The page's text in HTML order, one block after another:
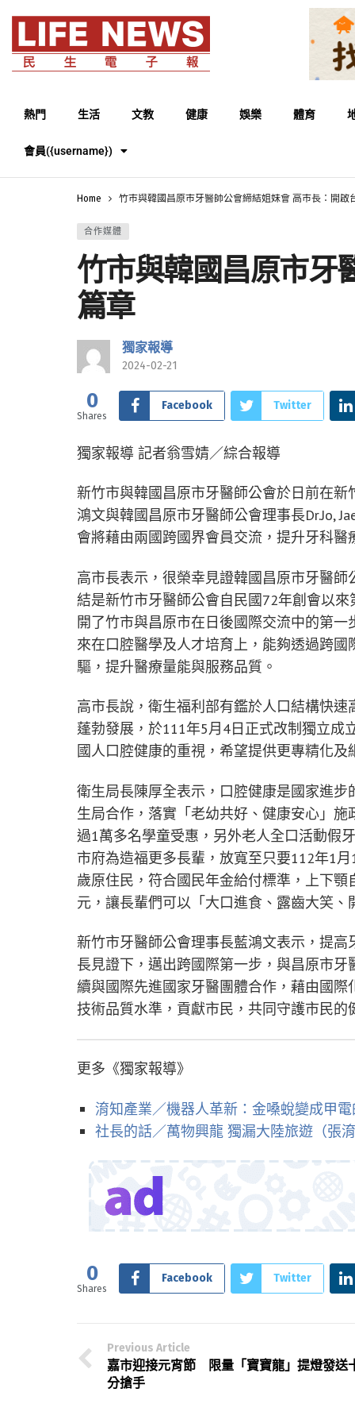
熱門 生活 文教 健康 娛樂 體育
會員({username})
Home 竹市與韓國昌原市牙醫師公會締結姐妹會 高市長：開啟
合作媒體
竹市與韓國昌原市牙
篇章
獨家報導
2024-02-21
0
Shares
Facebook Twitter
獨家報導 記者翁雪婧／綜合報導
新竹市與韓國昌原市牙醫師公會於日前在
鴻文與韓國昌原市牙醫師公會理事長Dr.Jo,
會將藉由兩國跨國界會員交流，提升牙科
高市長表示，很榮幸見證韓國昌原市牙醫
結是新竹市牙醫師公會自民國72年創會以
開了竹市與昌原市在日後國際交流中的第
來在口腔醫學及人才培育上，能夠透過跨
驅，提升醫療量能與服務品質。
高市長說，衛生福利部有鑑於人口結構快
蓬勃發展，於111年5月4日正式改制獨立成
國人口腔健康的重視，希望提供更專精化
衛生局長陳厚全表示，口腔健康是國家進
生局合作，落實「老幼共好、健康安心」
過1萬多名學童受惠，另外老人全口活動假
市府為造福更多長輩，放寬至只要112年1
歲原住民，符合國民年金給付標準，上下
元，讓長輩們可以「大口進食、露齒大笑、
新竹市牙醫師公會理事長藍鴻文表示，提
長見證下，邁出跨國際第一步，與昌原市
續與國際先進國家牙醫團體合作，藉由國
技術品質水準，貢獻市民，共同守護市民的
更多《獨家報導》
淯知產業／機器人革新：金嗓蛻變成甲
社長的話／萬物興龍 獨漏大陸旅遊（張
0
Shares
Facebook Twitter
Previous Article
嘉市迎接元宵節 限量「寶寶龍」提燈發送
分搶手